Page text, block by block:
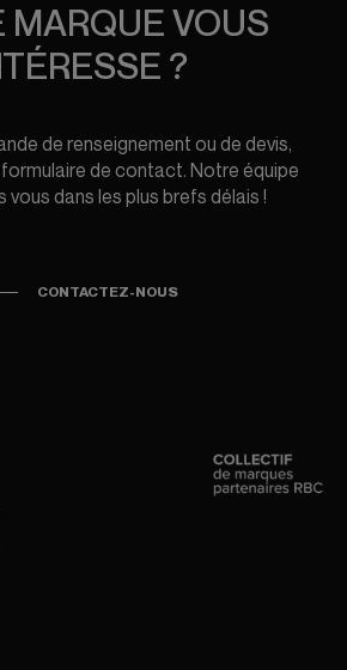
MARQUE VOUS
?
de renseignement ou de devis,
de contact. Notre équipe
vous dans les plus brefs délais !
CONTACTEZ-NOUS